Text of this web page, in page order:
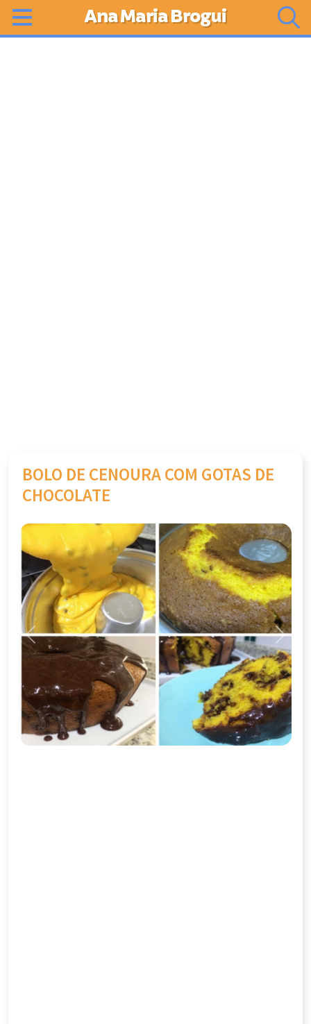
Ana Maria Brogui
BOLO DE CENOURA COM GOTAS DE
CHOCOLATE
Previous Next